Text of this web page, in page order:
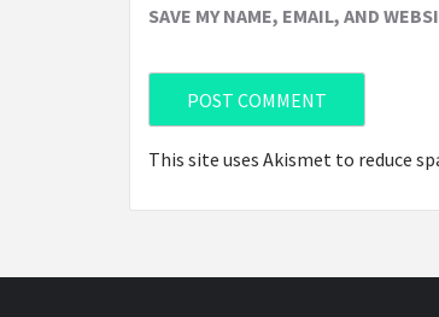
SAVE MY NAME, EMAIL, AND
This site uses Akismet to reduce